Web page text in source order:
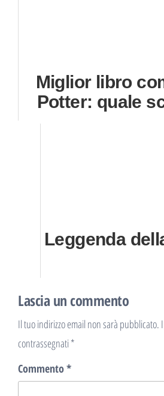
Miglior libro
Potter: quale
Leggenda
Lascia un commento
Il tuo indirizzo email non sarà pubblicato.
contrassegnati*
Commento*